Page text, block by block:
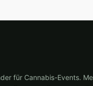
für Cannabis-Events.